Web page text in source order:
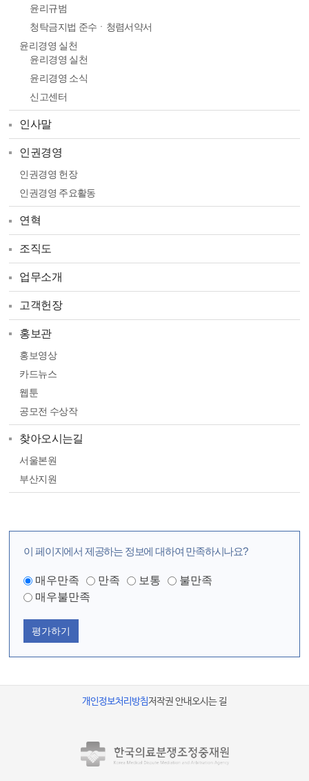
윤리규범
청탁금지법 준수ㆍ청렴서약서
윤리경영 실천
윤리경영 실천
윤리경영 소식
신고센터
인사말
인권경영
인권경영 헌장
인권경영 주요활동
연혁
조직도
업무소개
고객헌장
홍보관
홍보영상
카드뉴스
웹툰
공모전 수상작
찾아오시는길
서울본원
부산지원
이 페이지에서 제공하는 정보에 대하여 만족하시나요?
매우만족 만족 보통
불만족
매우불만족
평가하기
개인정보처리방침저작권 안내오시는 길